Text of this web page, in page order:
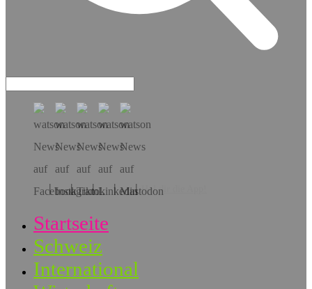
Hol dir die App!
Startseite
Schweiz
International